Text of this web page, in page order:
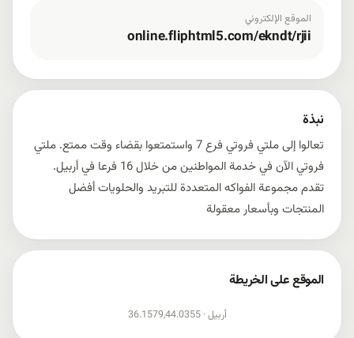
نبذة
تعالوا إلى ملتي فروتي فرع 7 واستمتعوا بقضاء وقت ممتع. ملتي
فروتي الآن في خدمة المواطنين من خلال 16 فرعا في أربيل.
تقدم مجموعة الفواكه المتعددة للتبريد والحلويات أفضل
المنتجات وبأسعار معقولة
الموقع الإلكتروني
online.fliphtml5.com/ekndt/rjii
الموقع على الخريطة
أربيل ·36.1579,44.0355